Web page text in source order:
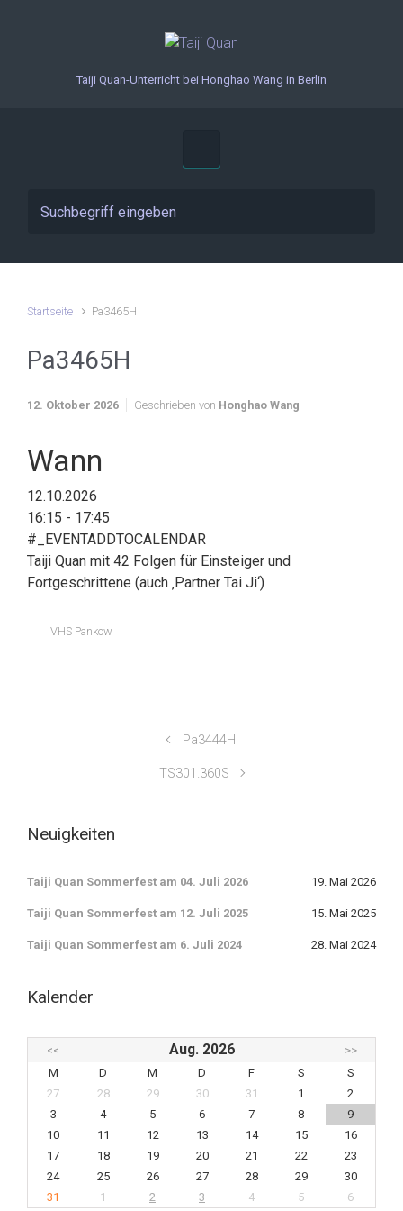
Taiji Quan-Unterricht bei Honghao Wang in Berlin
Startseite Pa3465H
Pa3465H
12. Oktober 2026 Geschrieben von Honghao Wang
Wann
12.10.2026
16:15 - 17:45
#_EVENTADDTOCALENDAR
Taiji Quan mit 42 Folgen für Einsteiger und
Fortgeschrittene (auch ‚Partner Tai Ji‘)
VHS Pankow
Pa3444H
TS301.360S
Neuigkeiten
Taiji Quan Sommerfest am 04. Juli 2026 19. Mai 2026
Taiji Quan Sommerfest am 12. Juli 2025 15. Mai 2025
Taiji Quan Sommerfest am 6. Juli 2024 28. Mai 2024
Kalender
<< Aug. 2026
>>
M
D M D F S
S
27
28 29 30 31 1
2
3
4 5 6 7 8
9
10
11 12 13 14 15
16
17
18 19 20 21 22
23
24
25 26 27 28 29
30
31
1 2 3 4 5
6